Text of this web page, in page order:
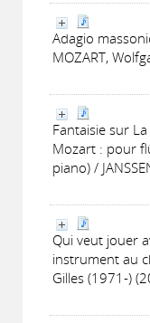
Adagio
MOZART,
Fantaisie sur
Mozart : pour
piano) /
Qui veut jouer
instrument au
Gilles (1971-)